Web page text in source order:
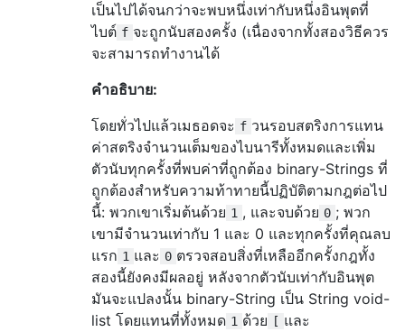
เป็นไปได้จนกว่าจะพบหนึ่งเท่ากับหนึ่งอินพุตที่
ไบต์ f จะถูกนับสองครั้ง (เนื่องจากทั้งสองวิธีควร
จะสามารถทำงานได้
คำอธิบาย:
โดยทั่วไปแล้วเมธอดจะ f วนรอบสตริงการแทน
ค่าสตริงจำนวนเต็มของไบนารีทั้งหมดและเพิ่ม
ตัวนับทุกครั้งที่พบค่าที่ถูกต้อง binary-Strings ที่
ถูกต้องสำหรับความท้าทายนี้ปฏิบัติตามกฎต่อไป
นี้: พวกเขาเริ่มต้นด้วย 1 , และจบด้วย 0 ; พวก
เขามีจำนวนเท่ากับ 1 และ 0 และทุกครั้งที่คุณลบ
แรก 1 และ 0 ตรวจสอบสิ่งที่เหลืออีกครั้งกฎทั้ง
สองนี้ยังคงมีผลอยู่ หลังจากตัวนับเท่ากับอินพุต
มันจะแปลงนั้น binary-String เป็น String void-
list โดยแทนที่ทั้งหมด 1 ด้วย [ และ